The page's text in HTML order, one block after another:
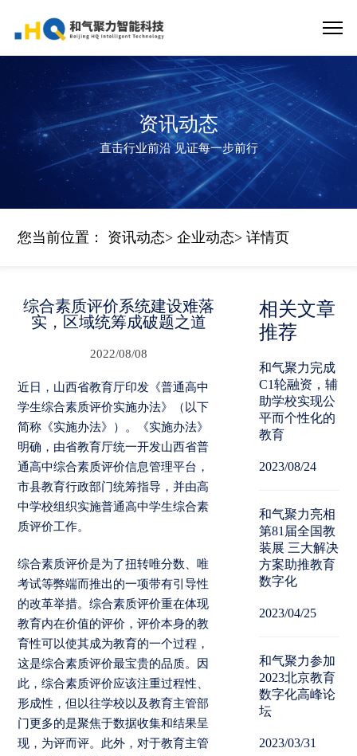
资讯动态
直击行业前沿 见证每一步前行
您当前位置： 资讯动态>企业动态> 详情页
综合素质评价系统建设难落
实，区域统筹成破题之道
2022/08/08
近日，山西省教育厅印发《普通高中
学生综合素质评价实施办法》（以下
简称《实施办法》）。《实施办法》
明确，由省教育厅统一开发山西省普
通高中综合素质评价信息管理平台，
市县教育行政部门统筹指导，并由高
中学校组织实施普通高中学生综合素
质评价工作。
综合素质评价是为了扭转唯分数、唯
考试等弊端而推出的一项带有引导性
的改革举措。综合素质评价重在体现
教育内在价值的评价，评价本身的教
育性可以使其成为教育的一个过程，
这是综合素质评价最宝贵的品质。因
此，综合素质评价应该注重过程性、
形成性，但以往学校以及教育主管部
门更多的是聚焦于数据收集和结果呈
现，为评而评。此外，对于教育主管
相关文章
推荐
和气聚力完成
C1轮融资，辅
助学校实现公
平而个性化的
教育
2023/08/24
和气聚力亮相
第81届全国教
装展 三大解决
方案助推教育
数字化
2023/04/25
和气聚力参加
2023北京教育
数字化高峰论
坛
2023/03/31